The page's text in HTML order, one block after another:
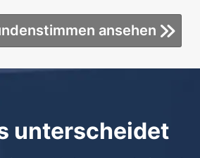
ansehen
unterscheidet